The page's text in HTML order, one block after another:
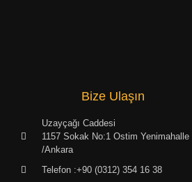
Bize Ulaşın
Uzayçağı Caddesi
1157 Sokak No:1 Ostim Yenimahalle
/Ankara
Telefon :+90 (0312) 354 16 38